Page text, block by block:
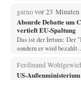
garnovor 23 Minuten
Absurde Debatte um
vertieft EU-Spaltung
Das ist der Irrtum: Der
sondern er wird
Ferdinand
US-